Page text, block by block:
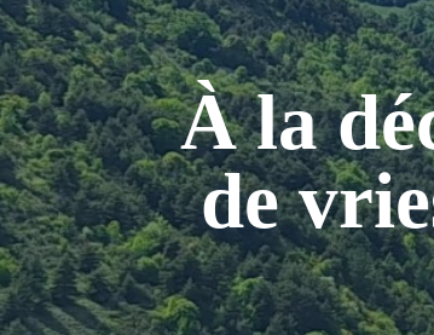
À la
de